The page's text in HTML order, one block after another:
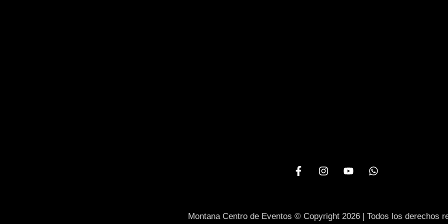
Montana Centro de Eventos © Copyright 2026 | Todos los derechos